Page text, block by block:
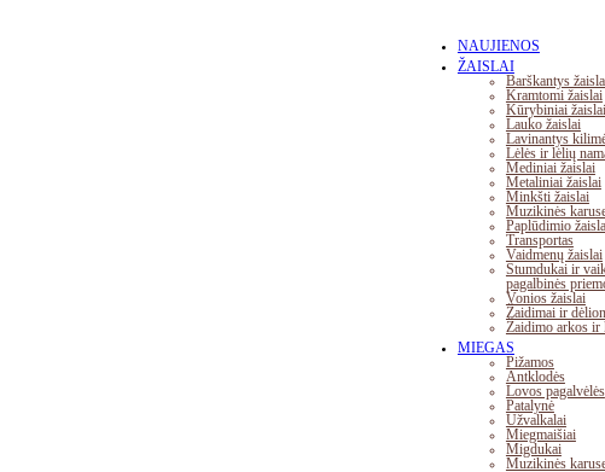
NAUJIENOS
ŽAISLAI
Barškantys
Kramtomi žaislai
Kūrybiniai žaislai
Lauko žaislai
Lavinantys
Lėlės ir lėlių
Mediniai žaislai
Metaliniai žaislai
Minkšti žaislai
Muzikinės
Paplūdimio
Transportas
Vaidmenų žaislai
Stumdukai ir
pagalbinės
Vonios žaislai
Žaidimai ir
Žaidimo arkos ir
MIEGAS
Pižamos
Antklodės
Lovos pagalvėlės
Patalynė
Užvalkalai
Miegmaišiai
Migdukai
Muzikinės